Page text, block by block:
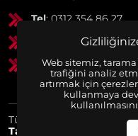
Tel: 0312 354 86 27
: 0506 369 50 55
GSM: 0553 790 38 01
Tüm Hakları Saklıdır. | Bu
Tasarım
Web sitemiz,
trafiğini analiz
artırmak için
kullanmaya